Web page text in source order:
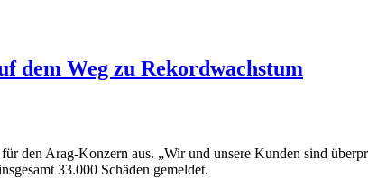
dem Weg zu Rekordwachstum
den Arag-Konzern aus. „Wir und unsere Kunden sind
33.000 Schäden gemeldet.